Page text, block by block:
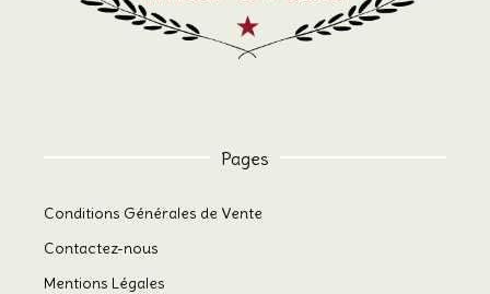
Pages
Conditions Générales de Vente
Contactez-nous
Mentions Légales